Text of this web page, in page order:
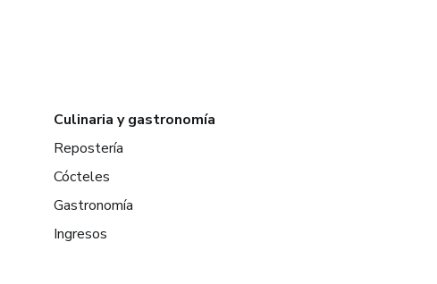
Culinaria y gastronomía
Repostería
Cócteles
Gastronomía
Ingresos